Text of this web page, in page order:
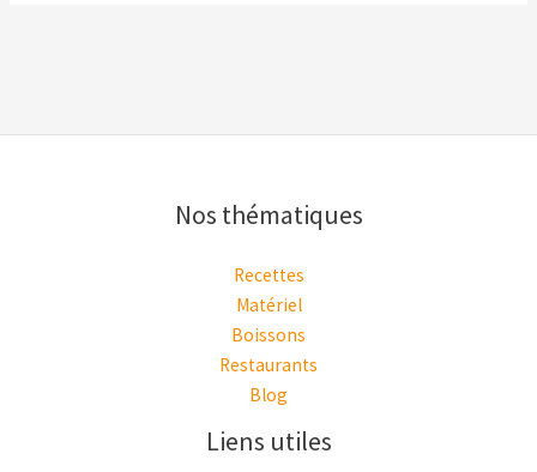
Nos thématiques
Recettes
Matériel
Boissons
Restaurants
Blog
Liens utiles